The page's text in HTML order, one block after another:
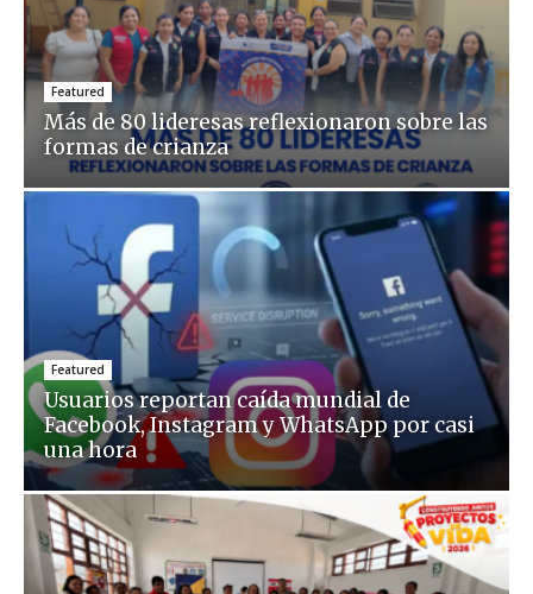
Featured
Más de 80 lideresas reflexionaron sobre las
formas de crianza
Featured
Usuarios reportan caída mundial de
Facebook, Instagram y WhatsApp por casi
una hora